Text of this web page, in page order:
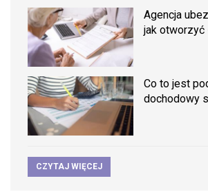
Agencja
jak otworzyć
Co to jest
dochodowy
CZYTAJ WIĘCEJ